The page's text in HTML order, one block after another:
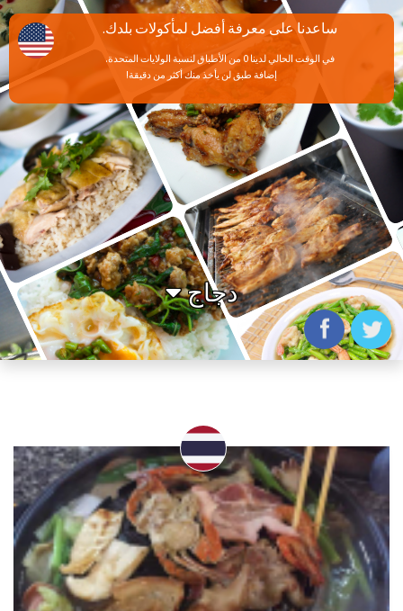
دجاج
ساعدنا على معرفة أفضل لمأكولات بلدك.
في الوقت الحالي لدينا 0 من الأطباق لنسبة الولايات المتحدة.
إضافة طبق لن يأخذ منك أكثر من دقيقة!